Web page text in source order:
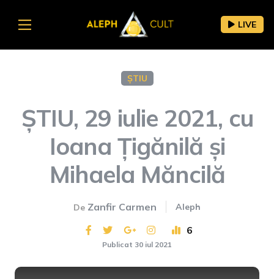
LIVE
ȘTIU
ȘTIU, 29 iulie 2021, cu
Ioana Țigănilă și
Mihaela Măncilă
De Zanfir Carmen Aleph
6
Publicat 30 iul 2021
This